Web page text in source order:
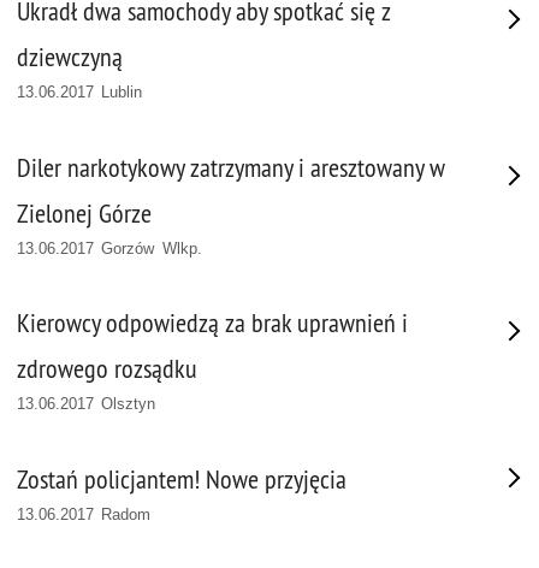
Ukradł dwa samochody aby spotkać się z
dziewczyną
13.06.2017 Lublin
Diler narkotykowy zatrzymany i aresztowany w
Zielonej Górze
13.06.2017 Gorzów Wlkp.
Kierowcy odpowiedzą za brak uprawnień i
zdrowego rozsądku
13.06.2017 Olsztyn
Zostań policjantem! Nowe przyjęcia
13.06.2017 Radom